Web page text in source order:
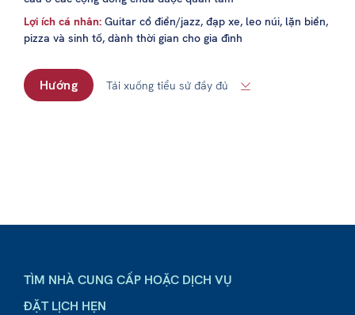
Lợi ích cá nhân: Guitar cổ điển/jazz, đạp xe, leo núi, lặn biển,
pizza và sinh tố, dành thời gian cho gia đình
Hướng Tải xuống tiểu sử đầy đủ
TÌM NHÀ CUNG CẤP HOẶC DỊCH VỤ
ĐẶT LỊCH HẸN